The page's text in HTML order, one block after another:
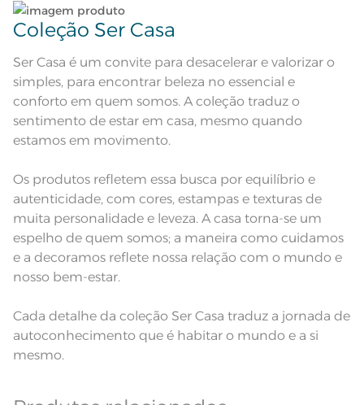
Observações
produto.
Fios Fio Cardado
Coleção Ser Casa
Ser Casa é um convite para desacelerar e valorizar o
simples, para encontrar beleza no essencial e
conforto em quem somos. A coleção traduz o
sentimento de estar em casa, mesmo quando
estamos em movimento.
Os produtos refletem essa busca por equilíbrio e
autenticidade, com cores, estampas e texturas de
muita personalidade e leveza. A casa torna-se um
espelho de quem somos; a maneira como cuidamos
e a decoramos reflete nossa relação com o mundo e
nosso bem-estar.
Cada detalhe da coleção Ser Casa traduz a jornada de
autoconhecimento que é habitar o mundo e a si
mesmo.